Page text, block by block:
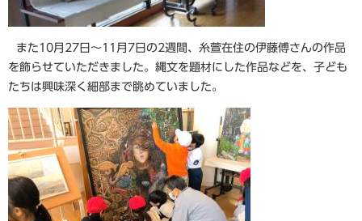
また10月27日～11月7日の2週間、糸萱在住の伊藤傅さんの作品
を飾らせていただきました。縄文を題材にした作品などを、子ども
たちは興味深く細部まで眺めていました。